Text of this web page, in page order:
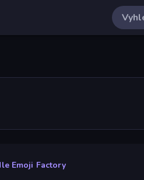
Emoji Factory